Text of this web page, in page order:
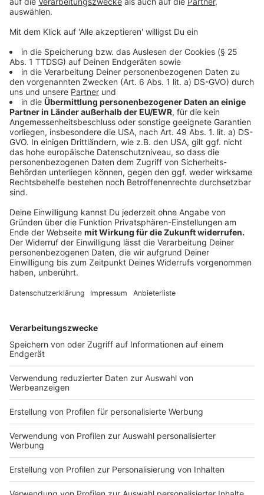
Anzeige
Der Kultsänger, der bei seinen Auftritten gern elegant
mit Anzug, Weste und Krawatte auf der Bühne steht,
ist glaubwürdig und nehme die Jugend außerdem
ernst, wie er sagt. "Ich bin jemand, der versucht, immer
auch die Bindung zur Jugend zu suchen, sie auch zu
verteidigen und in das richtige Licht zu setzen. Weil mir
zu viele Leute sagen, die Jugend von heute sei faul
und würde nichts machen. Das stimmt eben nicht."
Anzeige
Musikalisch arbeitet Kaiser ebenfalls gern mit jüngeren
Kolleginnen und Kollegen zusammen, auch auf seinem
neuen Album. Den Ohrwurm "Ich werde da sein" über
den Zusammenhalt in Partner- und Freundschaften
schrieb der Saarbrücker Rapper EstA, der halb so alt
wie Kaiser ist. "Hut ab, wie immer Musik am Puls der
Musikvideo bei YouTube.
Anzeige
Auch mit der nachdenklich stimmenden Single
"Achtung und Respekt" fängt Kaiser aktuelle
Stimmungen ein. In einer gesellschaftlich äußerst
hitzigen Zeit erteilt der bekennende Sozialdemokrat
Hetzern und Spaltern eine deutliche Absage. "Wir
haben in unserer Gesellschaft eine Veränderung im
Umgang miteinander. Wir haben eine niedrigere